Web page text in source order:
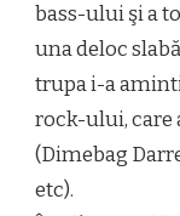
bass-ului şi a
una deloc
trupa i-a
rock-ului, care
(Dimebag
etc).